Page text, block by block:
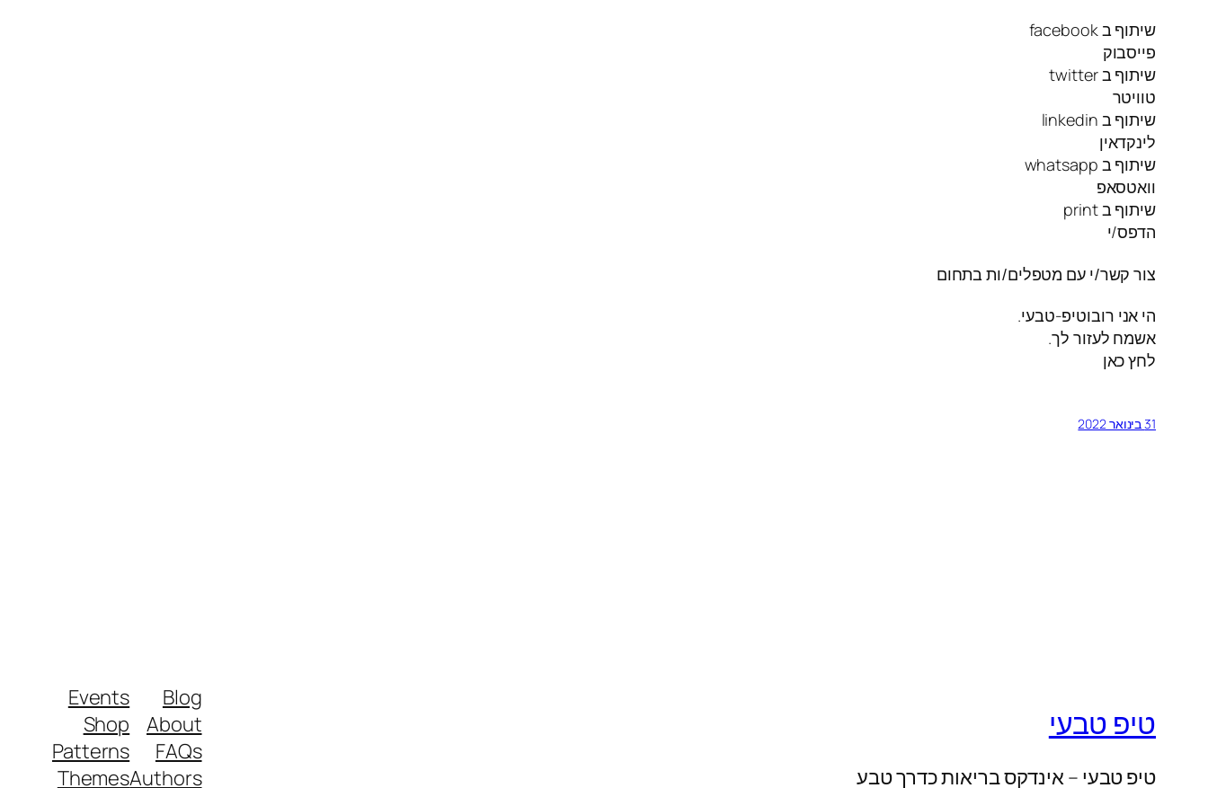
שיתוף ב facebook
פייסבוק
שיתוף ב twitter
טוויטר
שיתוף ב linkedin
לינקדאין
שיתוף ב whatsapp
וואטסאפ
שיתוף ב print
הדפס/י
צור קשר/י עם מטפלים/ות בתחום
הי אני רובוטיפ-טבעי.
אשמח לעזור לך.
לחץ כאן
31 בינואר 2022
טיפ טבעי
טיפ טבעי – אינדקס בריאות כדרך טבע
Blog
About
FAQs
Authors
Events
Shop
Patterns
Themes